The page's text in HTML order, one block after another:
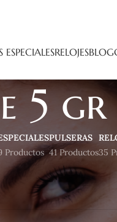
ESPECIALESRELOJESBLOG
5 gr
Productos
PULSERAS
41 Productos35
la selección.